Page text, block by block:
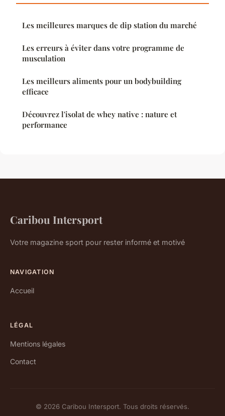
Les meilleures marques de dip station du marché
Les erreurs à éviter dans votre programme de
musculation
Les meilleurs aliments pour un bodybuilding
efficace
Découvrez l'isolat de whey native : nature et
performance
Caribou Intersport
Votre magazine sport pour rester informé et motivé
NAVIGATION
Accueil
LÉGAL
Mentions légales
Contact
© 2026 Caribou Intersport. Tous droits réservés.